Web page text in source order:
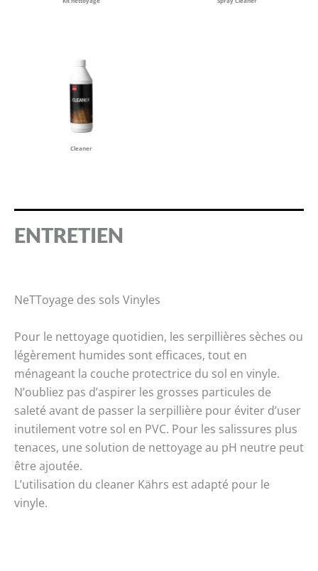
Cleaner
ENTRETIEN
NeTToyage des sols Vinyles
Pour le nettoyage quotidien, les serpillières sèches ou
légèrement humides sont efficaces, tout en
ménageant la couche protectrice du sol en vinyle.
N’oubliez pas d’aspirer les grosses particules de
saleté avant de passer la serpillière pour éviter d’user
inutilement votre sol en PVC. Pour les salissures plus
tenaces, une solution de nettoyage au pH neutre peut
être ajoutée.
L’utilisation du cleaner Kährs est adapté pour le
vinyle.